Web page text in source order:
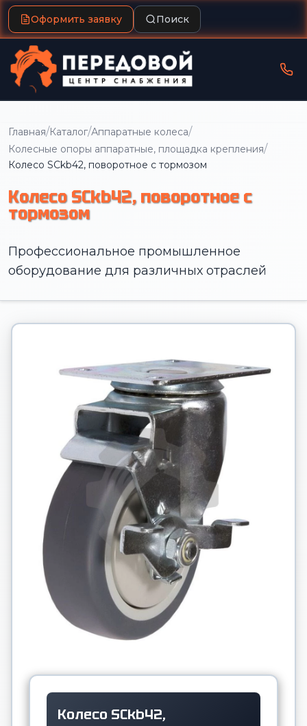
Оформить заявку Поиск
Главная/Каталог/Аппаратные колеса/
Колесные опоры аппаратные, площадка крепления/
Колесо SCkb42, поворотное с тормозом
Колесо SCkb42, поворотное с
тормозом
Профессиональное промышленное
оборудование для различных отраслей
Колесо SCkb42,